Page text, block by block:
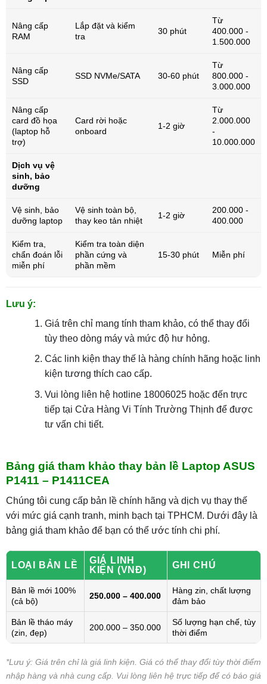
Nâng cấp
RAM
Lắp đặt và kiểm
tra
30 phút
Từ
400.000 -
1.500.000
Nâng cấp
SSD
SSD NVMe/SATA 30-60 phút
Từ
800.000 -
3.000.000
Nâng cấp
card đồ họa
(laptop hỗ
trợ)
Card rời hoặc
onboard
1-2 giờ
Từ
2.000.000
-
10.000.000
Dịch vụ vệ
sinh, bảo
dưỡng
Vệ sinh, bảo
dưỡng laptop
Vệ sinh toàn bộ,
thay keo tản nhiệt
1-2 giờ
200.000 -
400.000
Kiểm tra,
chẩn đoán lỗi
miễn phí
Kiểm tra toàn diện
phần cứng và
phần mềm
15-30 phút Miễn phí
Lưu ý:
Giá trên chỉ mang tính tham khảo, có thể thay đổi
tùy theo dòng máy và mức độ hư hỏng.
Các linh kiện thay thế là hàng chính hãng hoặc linh
kiện tương thích cao cấp.
Vui lòng liên hệ hotline 18006025 hoặc đến trực
tiếp tại Cửa Hàng Vi Tính Trường Thịnh để được
tư vấn chi tiết.
Bảng giá tham khảo thay bản lề Laptop ASUS
P1411 – P1411CEA
Chúng tôi cung cấp bản lề chính hãng và dịch vụ thay thế
với mức giá cạnh tranh, minh bạch tại TPHCM. Dưới đây là
bảng giá tham khảo để bạn có thể ước tính chi phí.
LOẠI BẢN LỀ
GIÁ LINH
KIỆN (VNĐ)
GHI CHÚ
Bản lề mới 100%
(cả bộ)
250.000 – 400.000
Hàng zin, chất lượng
đảm bảo
Bản lề tháo máy
(zin, đẹp)
200.000 – 350.000
Số lượng hạn chế, tùy
thời điểm
*Lưu ý: Giá trên chỉ là giá linh kiện. Giá có thể thay đổi tùy thời điểm
nhập hàng và nhà cung cấp. Vui lòng liên hệ trực tiếp để có báo giá